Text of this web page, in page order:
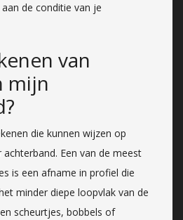
de conditie van je
van
mijn
die kunnen wijzen op
Een van de meest
is een afname in profiel die
minder diepe loopvlak van de
scheurtjes, bobbels of